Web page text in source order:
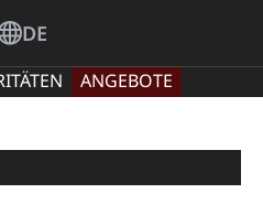
Merkzettel
0 Positionen. Der
DE
ANGEBOTE